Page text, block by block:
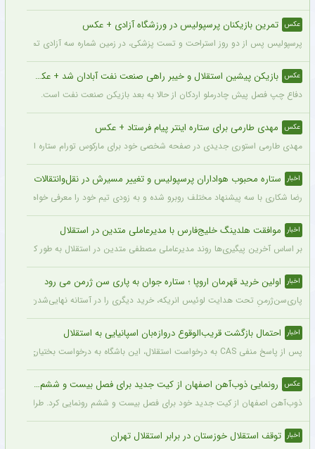
عکس تمرین بازیکنان پرسپولیس در ورزشگاه آزادی + عکس
پرسپولیس پس از دو روز استراحت و تست پزشکی، در زمین شماره سه آزادی تمرین کرد.
عکس بازیکن پیشین استقلال و خیبر راهی صنعت نفت آبادان شد + عکس
دفاع چپ فصل پیش چادرملو اردکان از حالا به بعد بازیکن صنعت نفت است.
عکس مهدی طارمی برای ستاره اینتر پیام فرستاد + عکس
مهدی طارمی استوری جدیدی در صفحه شخصی خود برای مارکوس تورام ستاره اینتر
اخبار ستاره محبوب هواداران پرسپولیس و تغییر مسیرش در نقل‌وانتقالات
رضا شکاری با سه پیشنهاد مختلف روبرو شده و به زودی تیم خود را معرفی خواهد کرد.
اخبار موافقت هلدینگ خلیج‌فارس با مدیرعاملی متدین در استقلال
بر اساس آخرین پیگیری‌ها روند مدیرعاملی مصطفی متدین در استقلال به طور کامل
اخبار اولین خرید قهرمان اروپا ؛ ستاره جوان به پاری سن ژرمن می رود
پاری‌سن‌ژرمنِ تحت هدایت لوئیس انریکه، خرید دیگری را در آستانه نهایی‌شدن دارد.
اخبار احتمال بازگشت قریب‌الوقوع دروازه‌بان اسپانیایی به استقلال
پس از پاسخ منفی CAS به درخواست استقلال، این باشگاه به درخواست بختیاری‌زاده قصد دارد قرارداد آنتونیو آدان، دروازه‌بان اسپانیایی فصل گذشته، را تمدید کند.
عکس رونمایی ذوب‌آهن اصفهان از کیت جدید برای فصل بیست و ششم + عکس
ذوب‌آهن اصفهان از کیت جدید خود برای فصل بیست و ششم رونمایی کرد. طراحی
اخبار توقف استقلال خوزستان در برابر استقلال تهران